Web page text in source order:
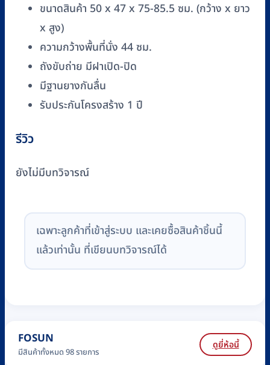
FOSUN
รุ่น
FS8962
ชิ้น
ขนาดสินค้า 50 x 47 x 75-85.5 ซม. (กว้าง x ยาว
x สูง)
ความกว้างพื้นที่นั่ง 44 ซม.
ถังขับถ่าย มีฝาเปิด-ปิด
มีฐานยางกันลื่น
รับประกันโครงสร้าง 1 ปี
รีวิว
ยังไม่มีบทวิจารณ์
เฉพาะลูกค้าที่เข้าสู่ระบบ และเคยซื้อสินค้าชิ้นนี้
แล้วเท่านั้น ที่เขียนบทวิจารณ์ได้
FOSUN
มีสินค้าทั้งหมด 98 รายการ
ดูยี่ห้อนี้